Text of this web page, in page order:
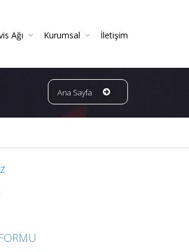
Ağı Kurumsal İletişim
Ana Sayfa